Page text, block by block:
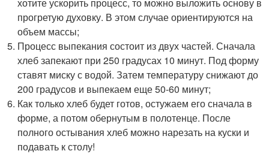
прогретую духовку. В этом случае ориентируются на
объем массы;
Процесс выпекания состоит из двух частей. Сначала
хлеб запекают при 250 градусах 10 минут. Под форму
ставят миску с водой. Затем температуру снижают до
200 градусов и выпекаем еще 50-60 минут;
Как только хлеб будет готов, остужаем его сначала в
форме, а потом обернутым в полотенце. После
полного остывания хлеб можно нарезать на куски и
подавать к столу!